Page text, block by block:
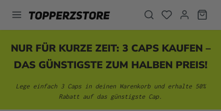
springen
NUR FÜR KURZE ZEIT: 3 CAPS KAUFEN –
DAS GÜNSTIGSTE ZUM HALBEN PREIS!
Lege einfach 3 Caps in deinen Warenkorb und erhalte 50%
Rabatt auf das günstigste Cap.